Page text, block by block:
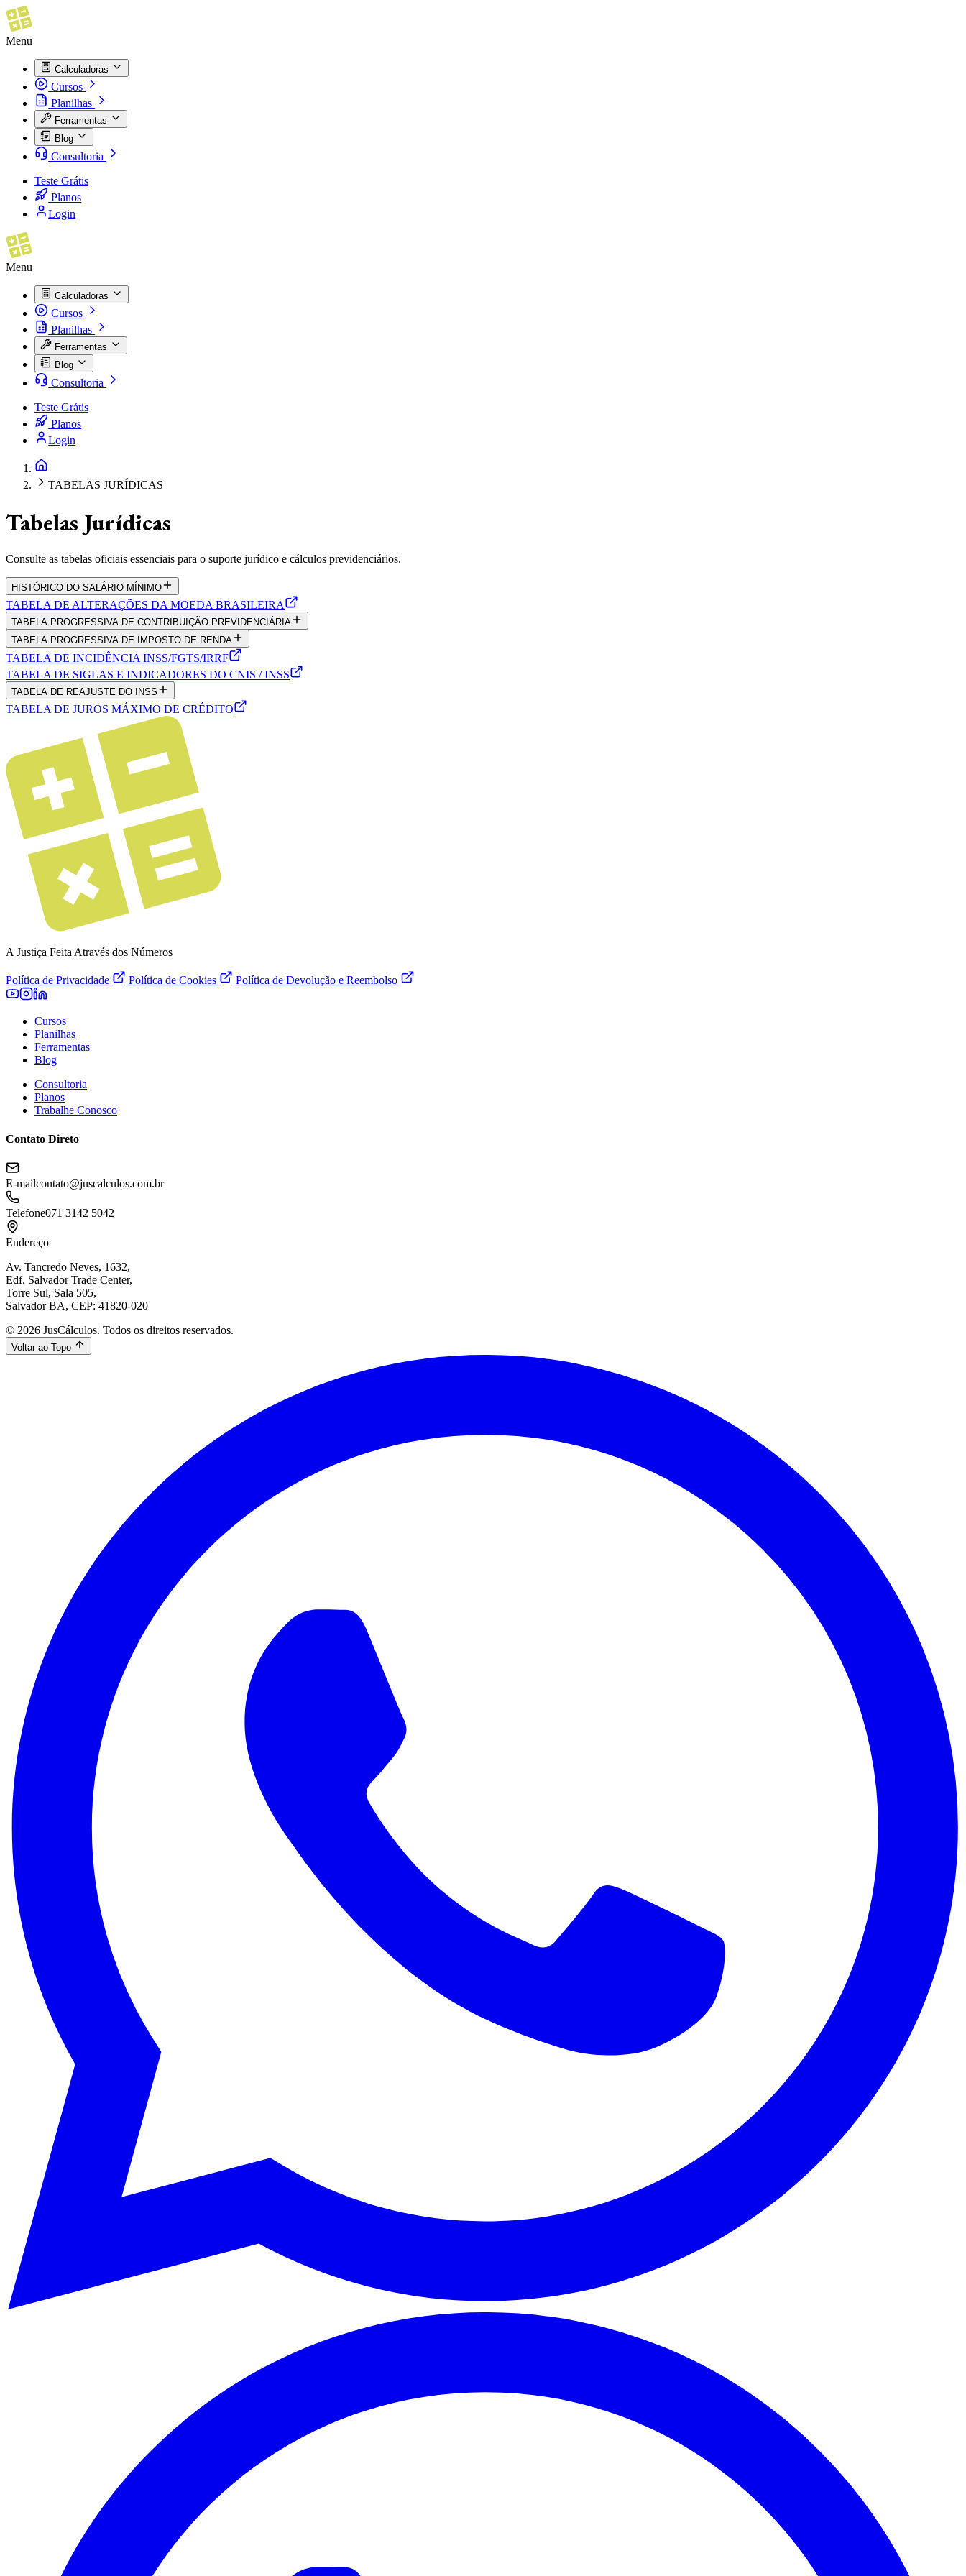
Menu
Calculadoras
Cursos
Planilhas
Ferramentas
Blog
Consultoria
Teste Grátis
Planos
Login
Menu
Calculadoras
Cursos
Planilhas
Ferramentas
Blog
Consultoria
Teste Grátis
Planos
Login
TABELAS JURÍDICAS
Tabelas Jurídicas
Consulte as tabelas oficiais essenciais para o suporte jurídico e cálculos previdenciários.
HISTÓRICO DO SALÁRIO MÍNIMO
TABELA DE ALTERAÇÕES DA MOEDA BRASILEIRA
TABELA PROGRESSIVA DE CONTRIBUIÇÃO PREVIDENCIÁRIA
TABELA PROGRESSIVA DE IMPOSTO DE RENDA
TABELA DE INCIDÊNCIA INSS/FGTS/IRRF
TABELA DE SIGLAS E INDICADORES DO CNIS / INSS
TABELA DE REAJUSTE DO INSS
TABELA DE JUROS MÁXIMO DE CRÉDITO
A Justiça Feita Através dos Números
Política de Privacidade Política de Cookies Política de Devolução e Reembolso
Cursos
Planilhas
Ferramentas
Blog
Consultoria
Planos
Trabalhe Conosco
Contato Direto
E-mailcontato@juscalculos.com.br
Telefone071 3142 5042
Endereço
Av. Tancredo Neves, 1632,
Edf. Salvador Trade Center,
Torre Sul, Sala 505,
Salvador BA, CEP: 41820-020
© 2026 JusCálculos. Todos os direitos reservados.
Voltar ao Topo